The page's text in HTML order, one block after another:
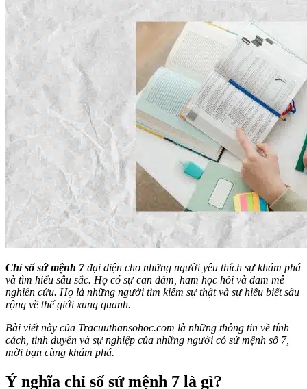
Chỉ số sứ mệnh 7đại diện cho những người yêu thích sự khám phá
và tìm hiểu sâu sắc. Họ có sự can đảm, ham học hỏi và đam mê
nghiên cứu. Họ là những người tìm kiếm sự thật và sự hiểu biết sâu
rộng về thế giới xung quanh.
Bài viết này của Tracuuthansohoc.com là những thông tin về tính
cách, tình duyên và sự nghiệp của những người có sứ mệnh số 7,
mời bạn cùng khám phá.
Ý nghĩa chỉ số sứ mệnh 7 là gì?